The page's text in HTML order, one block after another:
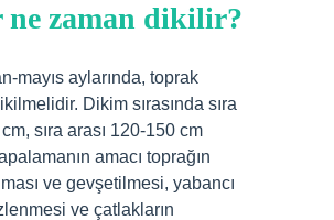
ne zaman dikilir?
mayıs aylarında, toprak
Dikim sırasında sıra
sıra arası 120-150 cm
amacı toprağın
ve gevşetilmesi, yabancı
ve çatlakların